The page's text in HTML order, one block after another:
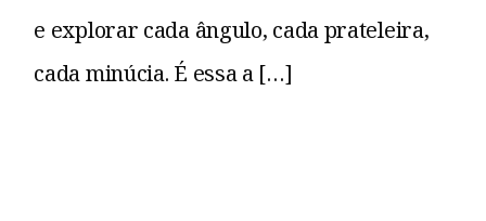
e explorar cada ângulo, cada prateleira,
cada minúcia. É essa a […]